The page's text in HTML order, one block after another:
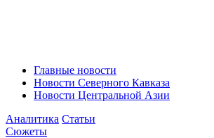
Главные новости
Новости Северного Кавказа
Новости Центральной Азии
Аналитика Статьи
Сюжеты